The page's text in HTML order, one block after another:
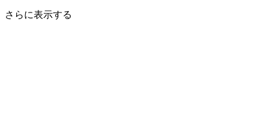
さらに表示する